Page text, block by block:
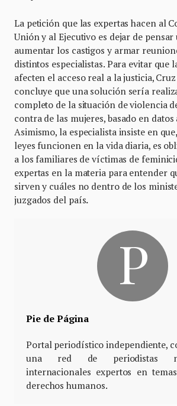
La petición que las expertas hacen al
Unión y al Ejecutivo es dejar de
aumentar los castigos y armar
distintos especialistas. Para evitar que
afecten el acceso real a la justicia,
concluye que una solución sería
completo de la situación de violencia
contra de las mujeres, basado en datos
Asimismo, la especialista insiste en que,
leyes funcionen en la vida diaria, es
a los familiares de víctimas de
expertas en la materia para entender
sirven y cuáles no dentro de los
juzgados del país.
Pie de Página
Portal periodístico independiente,
una red de periodistas
internacionales expertos en
derechos humanos.